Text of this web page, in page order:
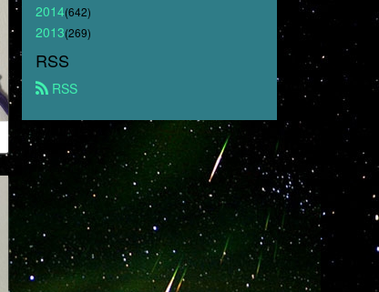
2014(642)
2013(269)
RSS
RSS